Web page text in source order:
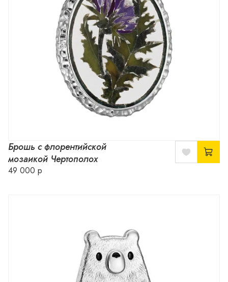
Брошь с флорентийской
мозаикой Чертополох
49 000 р